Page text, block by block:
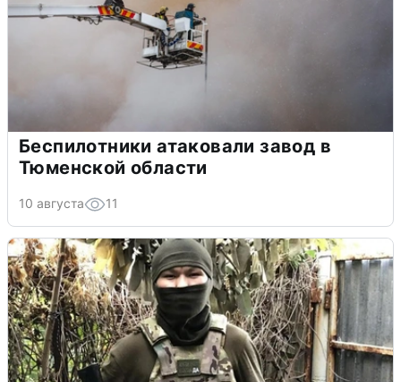
Беспилотники атаковали завод в
Тюменской области
10 августа 11